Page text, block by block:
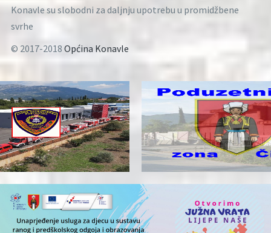
Konavle su slobodni za daljnju upotrebu u promidžbene
svrhe
© 2017-2018 Općina Konavle